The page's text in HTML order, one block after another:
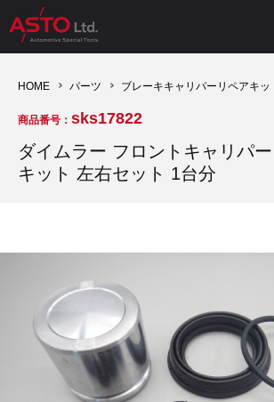
診断機（16）
キープログラマー（4）
オプション品（17）
TPMS（4）
診断テスター（10）
キープログラマー（20）
安定化電源ユニット（8）
バッテリーテスター（4）
HCB TOOLS（45）
AST TOOLS（51）
ドイツ車（211）
イタリア/フランス車（27）
オシロスコープ（2）
オシロ関連商品（9）
その他（8）
ドイツ車（427）
イタリア/フランス車（145）
スウェーデン車（45）
日本車（40）
現品修理（77）
リビルト品（58）
イモビライザーOFF（1）
その他（6）
オシロスコープ（10）
アクセサリー（13）
HOME パーツ ブレーキキャリパーリペアキッ
商品番号： sks17822
ダイムラー フロントキャリパ
キット 左右セット 1台分